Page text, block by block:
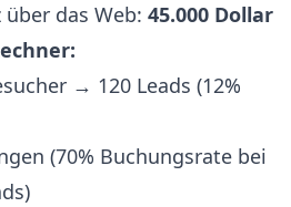
das Web: 45.000 Dollar
→ 120 Leads (12%
(70% Buchungsrate bei